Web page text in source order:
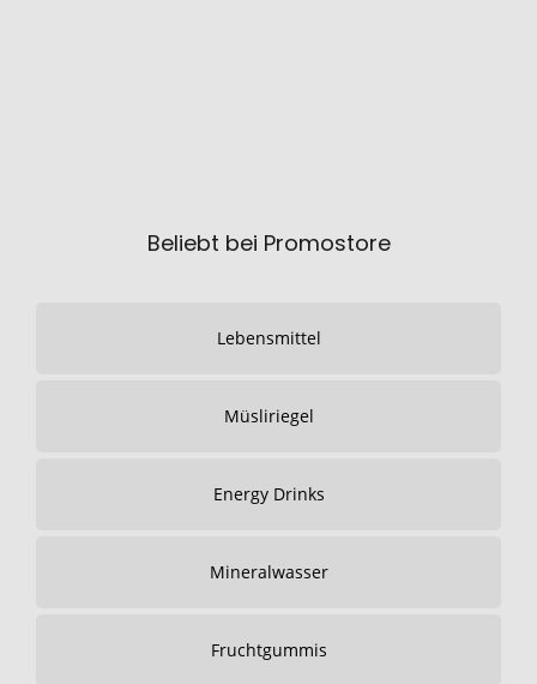
Beliebt bei Promostore
Lebensmittel
Müsliriegel
Energy Drinks
Mineralwasser
Fruchtgummis